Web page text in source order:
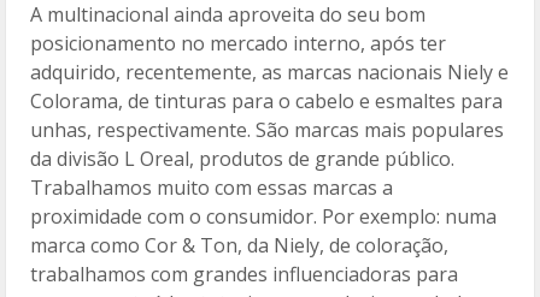
A multinacional ainda aproveita do seu bom
posicionamento no mercado interno, após ter
adquirido, recentemente, as marcas nacionais Niely e
Colorama, de tinturas para o cabelo e esmaltes para
unhas, respectivamente. São marcas mais populares
da divisão L Oreal, produtos de grande público.
Trabalhamos muito com essas marcas a
proximidade com o consumidor. Por exemplo: numa
marca como Cor & Ton, da Niely, de coloração,
trabalhamos com grandes influenciadoras para